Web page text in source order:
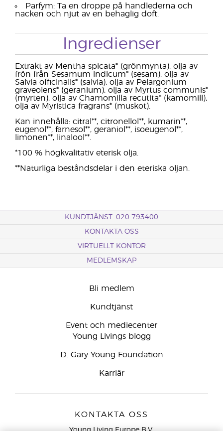
Parfym: Ta en droppe på handlederna och
nacken och njut av en behaglig doft.
Ingredienser
Extrakt av Mentha spicata* (grönmynta), olja av
frön från Sesamum indicum* (sesam), olja av
Salvia officinalis* (salvia), olja av Pelargonium
graveolens* (geranium), olja av Myrtus communis*
(myrten), olja av Chamomilla recutita* (kamomill),
olja av Myristica fragrans* (muskot).
Kan innehålla: citral**, citronellol**, kumarin**,
eugenol**, farnesol**, geraniol**, isoeugenol**,
limonen**, linalool**.
*100 % högkvalitativ eterisk olja.
**Naturliga beståndsdelar i den eteriska oljan.
KUNDTJÄNST: 020 793400
KONTAKTA OSS
VIRTUELLT KONTOR
MEDLEMSKAP
Bli medlem
Kundtjänst
Event och mediecenter
Young Livings blogg
D. Gary Young Foundation
Karriär
KONTAKTA OSS
Young Living Europe B.V.